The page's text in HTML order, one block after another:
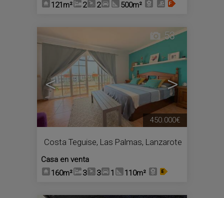
121m²
2 2 500m²
< >
53
Costa Teguise, Las Palmas, Lanzarote
Casa en venta
160m²
3 3 1 110m²
450.000€